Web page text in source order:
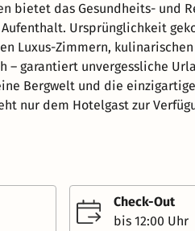
bietet das Gesundheits- und
mit Luxus,
Luxus-Zimmern,
unvergessliche Urlaubs-
Bergwelt und die
nur dem Hotelgast zur
den Seen des
man nur noch bleiben,
Ambiente des Restaurants
Check-Out
bis 12:00 Uhr